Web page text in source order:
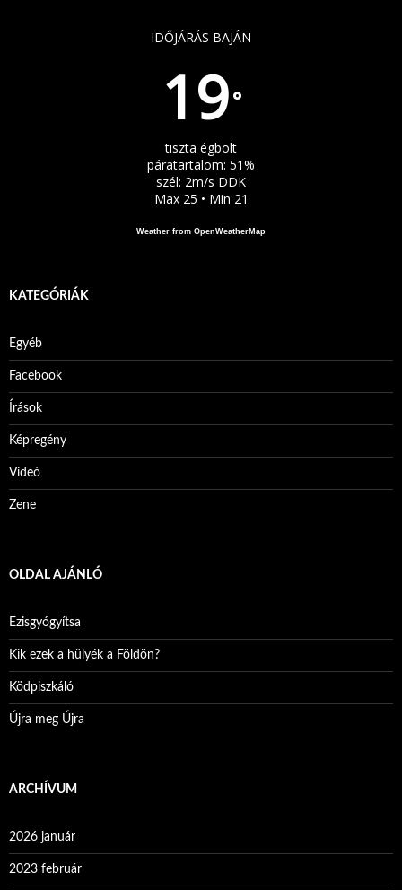
IDŐJÁRÁS BAJÁN
19°
tiszta égbolt
páratartalom: 51%
szél: 2m/s DDK
Max 25 • Min 21
Weather from OpenWeatherMap
KATEGÓRIÁK
Egyéb
Facebook
Írások
Képregény
Videó
Zene
OLDAL AJÁNLÓ
Ezisgyógyítsa
Kik ezek a hülyék a Földön?
Ködpiszkáló
Újra meg Újra
ARCHÍVUM
2026 január
2023 február